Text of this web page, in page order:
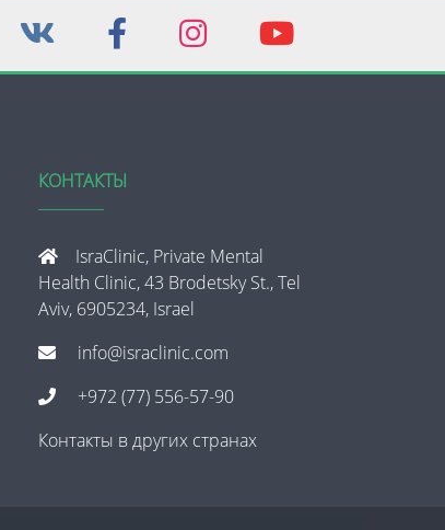
КОНТАКТЫ
IsraClinic, Private Mental
Health Clinic, 43 Brodetsky St., Tel
Aviv, 6905234, Israel
info@israclinic.com
+972 (77) 556-57-90
Контакты в других странах